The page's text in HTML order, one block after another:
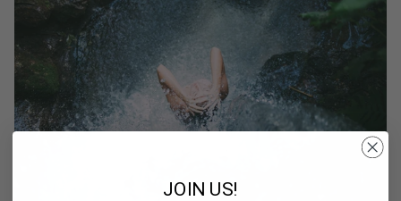
JOIN US!